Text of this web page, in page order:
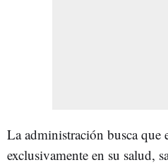
La administración busca que
exclusivamente en su salud,